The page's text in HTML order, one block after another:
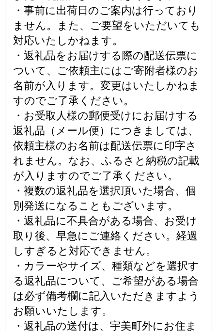
・事前に出荷日のご案内は行っており
ません。また、ご要望をいただいても
対応いたしかねます。
・返礼品をお届けする際の配送伝票に
ついて、ご依頼主にはご寄附者様のお
名前が入ります。変更はいたしかねま
すのでご了承ください。
・お受取人様の郵便受けにお届けする
返礼品（メール便）につきましては、
依頼主様のお名前は配送伝票に印字さ
れません。なお、ふるさと納税の記載
が入りますのでご了承ください。
・複数の返礼品を選択頂いた場合、個
別発送になることもございます。
・返礼品に不具合がある場合、お受け
取り後、早急にご連絡ください。経過
しすぎると対応できません。
・カラーやサイズ、種類などを選択す
る返礼品について、ご希望がある場合
は必ず備考欄に記入いただきますよう
お願いいたします。
・返礼品の送付は、宇美町外にお住ま